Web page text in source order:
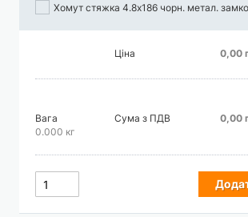
Хомут стяжка 4.8х186 чорн. метал.
Ціна 0,00
Вага
0.000 кг
Сума з ПДВ 0,00